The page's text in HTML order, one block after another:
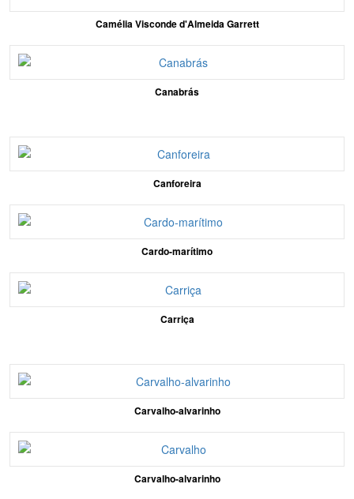
Camélia Visconde d'Almeida Garrett
Canabrás
Canforeira
Cardo-marítimo
Carriça
Carvalho-alvarinho
Carvalho-alvarinho